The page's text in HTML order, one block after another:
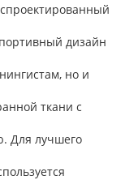
дизайн
но и
ткани с
Для лучшего